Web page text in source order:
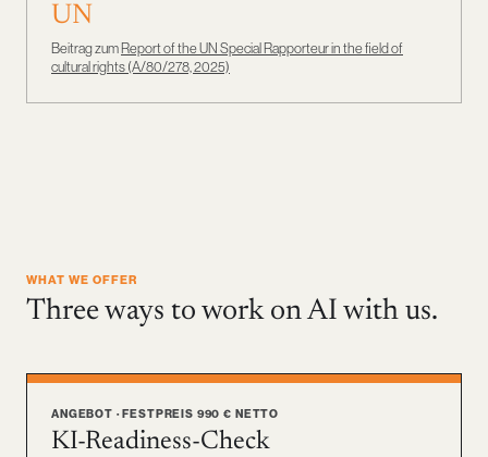
UN
Beitrag zum Report of the UN Special Rapporteur in the field of
cultural rights (A/80/278, 2025)
WHAT WE OFFER
Three ways to work on AI with us.
ANGEBOT · FESTPREIS 990 € NETTO
KI-Readiness-Check